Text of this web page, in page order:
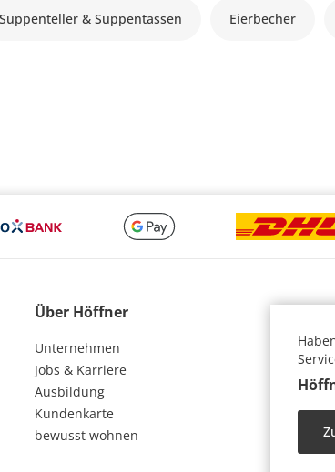
Suppenteller & Suppentassen Eierbecher
Über Höffner
Unternehmen
Jobs & Karriere
Ausbildung
Kundenkarte
bewusst wohnen